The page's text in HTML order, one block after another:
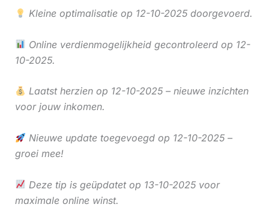
Kleine optimalisatie op 12-10-2025 doorgevoerd.
Online verdienmogelijkheid gecontroleerd op 12-
10-2025.
Laatst herzien op 12-10-2025 – nieuwe inzichten
voor jouw inkomen.
Nieuwe update toegevoegd op 12-10-2025 –
groei mee!
Deze tip is geüpdatet op 13-10-2025 voor
maximale online winst.